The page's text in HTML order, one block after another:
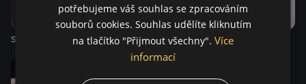
Sedmá pečeť Hanba Náruživost
potřebujeme váš souhlas se zpracováním
souborů cookies. Souhlas udělíte kliknutím
na tlačítko "Přijmout všechny". Více
informací